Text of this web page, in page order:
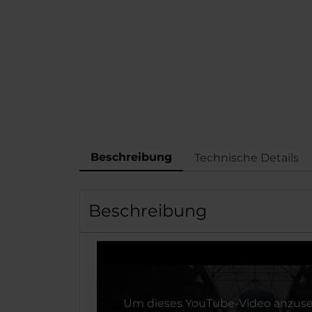
Beschreibung Technische Details
Beschreibung
Um dieses YouTube-Video